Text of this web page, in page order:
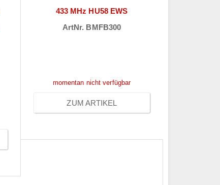
433 MHz HU58 EWS
ArtNr. BMFB300
momentan nicht verfügbar
ZUM ARTIKEL